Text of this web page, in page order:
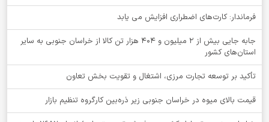
فرماندار: کارت‌های اضطراری افزایش می یابد
جابه جایی بیش از 2 میلیون و 404 هزار تن کالا از خراسان جنوبی به سایر
استان‌های کشور
تأکید بر توسعه تجارت مرزی، اشتغال و تقویت بخش تعاون
قیمت بالای میوه در خراسان جنوبی زیر ذره‌بین کارگروه تنظیم بازار